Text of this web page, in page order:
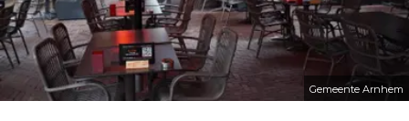
Gemeente Arnhem